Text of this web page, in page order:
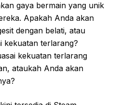
gaya bermain yang unik
Apakah Anda akan
dengan belati, atau
kekuatan terlarang?
kekuatan terlarang
ataukah Anda akan